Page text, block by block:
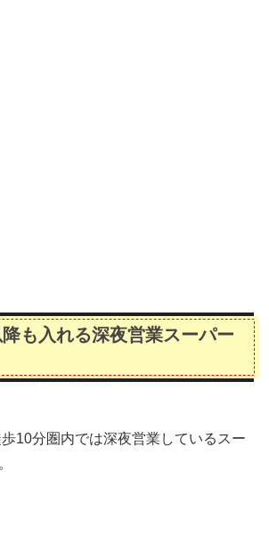
も入れる深夜営業スーパー
10分圏内では深夜営業しているスー